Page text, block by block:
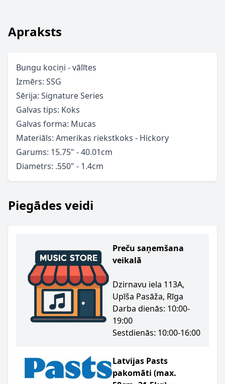
Apraksts
Bungu kociņi - vālītes
Izmērs: SSG
Sērija: Signature Series
Galvas tips: Koks
Galvas forma: Mucas
Materiāls: Amerikas riekstkoks - Hickory
Garums: 15.75" - 40.01cm
Diametrs: .550" - 1.4cm
Piegādes veidi
Preču saņemšana
veikalā
Dzirnavu iela 113A,
Upīša Pasāža, Rīga
Darba dienās: 10:00-
19:00
Sestdienās: 10:00-16:00
Latvijas Pasts
pakomāti (max.